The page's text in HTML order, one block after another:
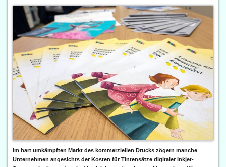
Im hart umkämpften Markt des kommerziellen Drucks zögern manche
Unternehmen angesichts der Kosten für Tintensätze digitaler Inkjet-